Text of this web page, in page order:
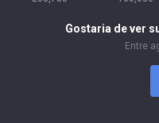
Gostaria de ver
Entre